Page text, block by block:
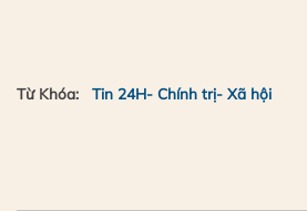
Từ Khóa: Tin 24H- Chính trị- Xã hội